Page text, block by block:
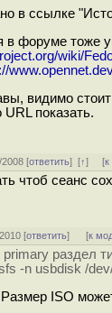
в ссылке
в форуме тоже
wiki/
видимо
показать.
[ответить][↑] [к
чтоб сеанс
[ответить] [к
раздел
-n usbdisk /
ISO